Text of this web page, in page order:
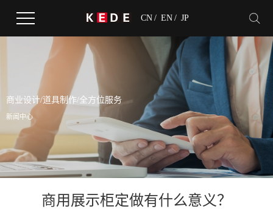
CN / EN / JP
商业设计/道具制作/全方位服务
新闻中心
商用展示柜定做有什么意义？